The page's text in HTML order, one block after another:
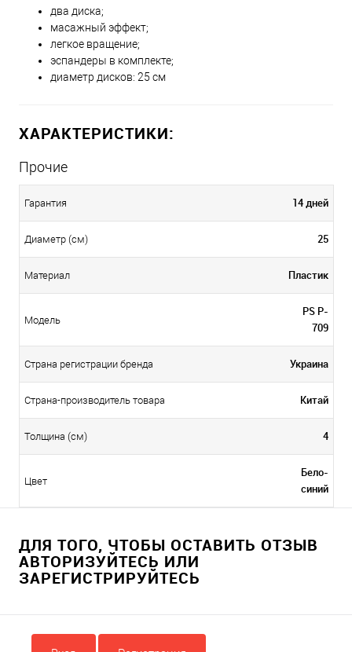
два диска;
масажный эффект;
легкое вращение;
эспандеры в комплекте;
диаметр дисков: 25 см
ХАРАКТЕРИСТИКИ:
Прочие
Гарантия 14 дней
Диаметр (см) 25
Материал Пластик
Модель
PS P-
709
Страна регистрации бренда Украина
Страна-производитель товара Китай
Толщина (см) 4
Цвет
Бело-
синий
ДЛЯ ТОГО, ЧТОБЫ ОСТАВИТЬ ОТЗЫВ
АВТОРИЗУЙТЕСЬ ИЛИ
ЗАРЕГИСТРИРУЙТЕСЬ